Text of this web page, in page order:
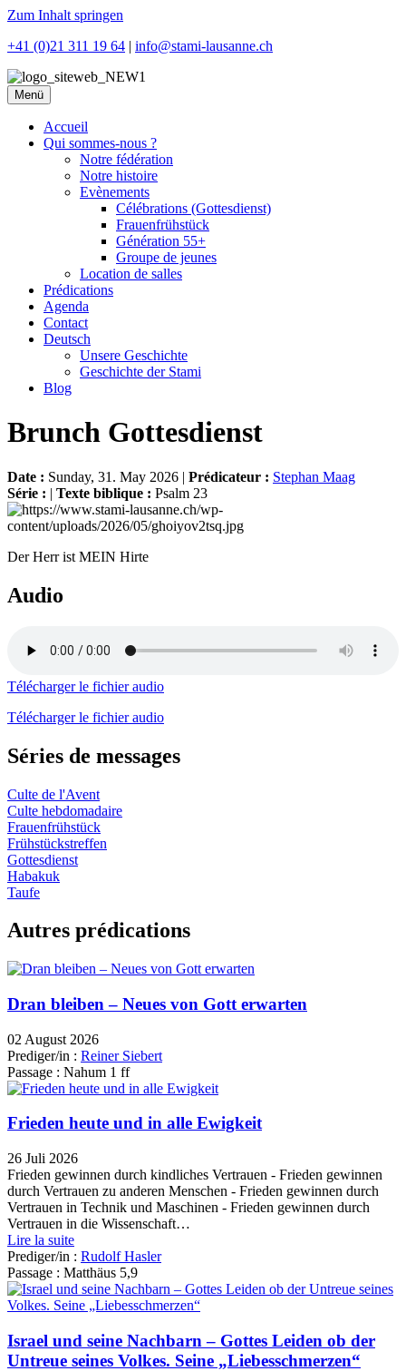
Zum Inhalt springen
+41 (0)21 311 19 64 | info@stami-lausanne.ch
Menü
Accueil
Qui sommes-nous ?
Notre fédération
Notre histoire
Evènements
Célébrations (Gottesdienst)
Frauenfrühstück
Génération 55+
Groupe de jeunes
Location de salles
Prédications
Agenda
Contact
Deutsch
Unsere Geschichte
Geschichte der Stami
Blog
Brunch Gottesdienst
Date : Sunday, 31. May 2026 | Prédicateur : Stephan Maag
Série : | Texte biblique : Psalm 23
Der Herr ist MEIN Hirte
Audio
Télécharger le fichier audio
Télécharger le fichier audio
Séries de messages
Culte de l'Avent
Culte hebdomadaire
Frauenfrühstück
Frühstückstreffen
Gottesdienst
Habakuk
Taufe
Autres prédications
Dran bleiben – Neues von Gott erwarten
02 August 2026
Prediger/in : Reiner Siebert
Passage : Nahum 1 ff
Frieden heute und in alle Ewigkeit
26 Juli 2026
Frieden gewinnen durch kindliches Vertrauen - Frieden gewinnen
durch Vertrauen zu anderen Menschen - Frieden gewinnen durch
Vertrauen in Technik und Maschinen - Frieden gewinnen durch
Vertrauen in die Wissenschaft…
Lire la suite
Prediger/in : Rudolf Hasler
Passage : Matthäus 5,9
Israel und seine Nachbarn – Gottes Leiden ob der
Untreue seines Volkes. Seine „Liebesschmerzen“